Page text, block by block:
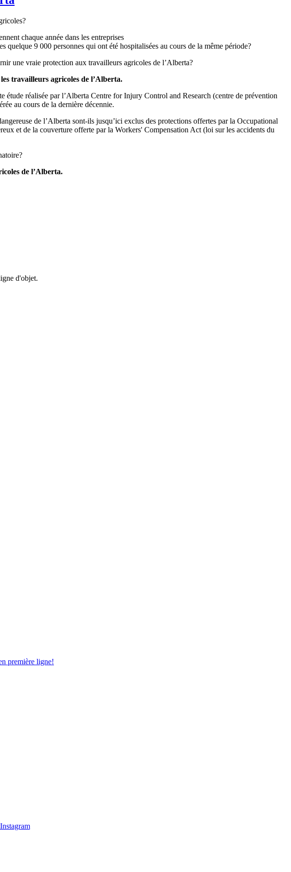
chaque année dans les entreprises
9 000 personnes qui ont été hospitalisées au cours de la même période?
une vraie protection aux travailleurs agricoles de l’Alberta?
travailleurs agricoles de l’Alberta.
étude réalisée par l’Alberta Centre for Injury Control and Research (centre de prévention
au cours de la dernière décennie.
de l’Alberta sont-ils jusqu’ici exclus des protections offertes par la Occupational
et de la couverture offerte par la Workers' Compensation Act (loi sur les accidents du
de l’Alberta.
d'objet.
première ligne!